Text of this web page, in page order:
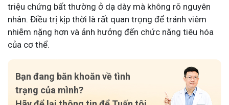
triệu chứng bất thường ở dạ dày mà không rõ nguyên
nhân. Điều trị kịp thời là rất quan trọng để tránh viêm
nhiễm nặng hơn và ảnh hưởng đến chức năng tiêu hóa
của cơ thể.
Bạn đang băn khoăn về tình
trạng của mình?